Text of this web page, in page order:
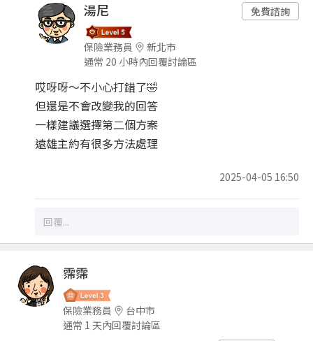
湯尼
保險業務員
新北市
通常 20 小時內回覆討論區
免費諮詢
哎呀呀～不小心打錯了🤣
但還是不會改變我的回答
一樣建議選擇第二個方案
遠雄主約有很多方法處理
2025-04-05 16:50
霈霈
保險業務員
台中市
通常 1 天內回覆討論區